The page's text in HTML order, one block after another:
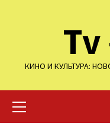
КИНО И КУЛЬТУРА:
меню